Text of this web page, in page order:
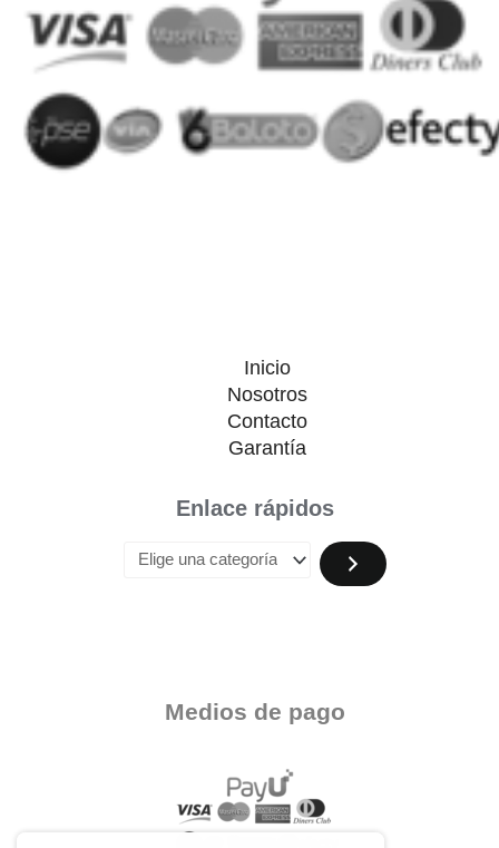
Inicio
Nosotros
Contacto
Garantía
Enlace rápidos
Medios de pago